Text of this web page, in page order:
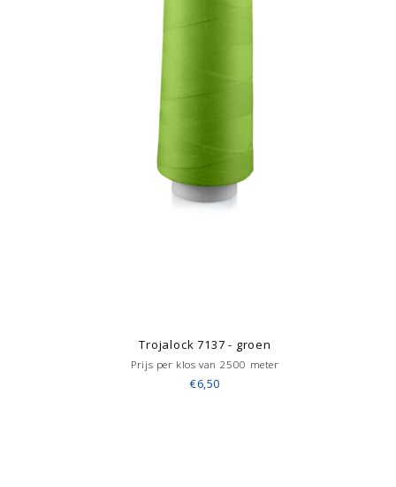
Trojalock 7137 - groen
Prijs per klos van 2500 meter
€6,50